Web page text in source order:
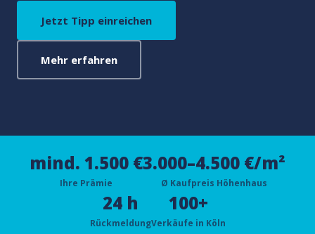
Jetzt Tipp einreichen
Mehr erfahren
mind. 1.500 €
Ihre Prämie
3.000–4.500 €/m²
Ø Kaufpreis Höhenhaus
24 h
Rückmeldung
100+
Verkäufe in Köln